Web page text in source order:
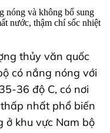
nóng và không bổ sung
nước, thậm chí sốc nhiệt
thủy văn quốc
có nắng nóng với
36 độ C, có nơi
nhất phổ biến
ở khu vực Nam bộ